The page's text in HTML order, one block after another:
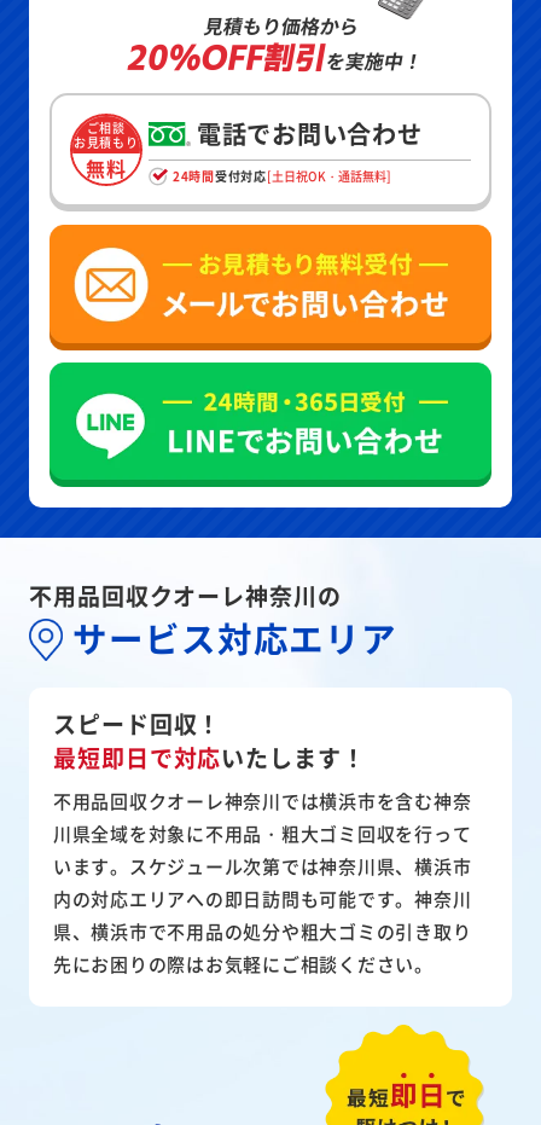
見積もり価格から
20%OFF割引を実施中！
ご相談
お見積もり
無料
電話でお問い合わせ
24時間受付対応[土日祝OK・通話無料]
不用品回収クオーレ神奈川の
サービス対応エリア
スピード回収！
最短即日で対応いたします！
不用品回収クオーレ神奈川では横浜市を含む神奈
川県全域を対象に不用品・粗大ゴミ回収を行って
います。スケジュール次第では神奈川県、横浜市
内の対応エリアへの即日訪問も可能です。神奈川
県、横浜市で不用品の処分や粗大ゴミの引き取り
先にお困りの際はお気軽にご相談ください。